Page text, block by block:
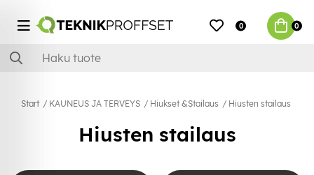
0 0
Start KAUNEUS JA TERVEYS Hiukset &Stailaus Hiusten stailaus
Hiusten stailaus